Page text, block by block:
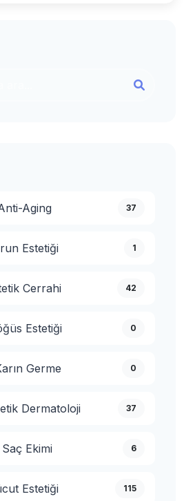
Aging 37
Estetiği 1
Cerrahi 42
Estetiği 0
Germe 0
Dermatoloji 37
Saç Ekimi 6
Estetiği 115